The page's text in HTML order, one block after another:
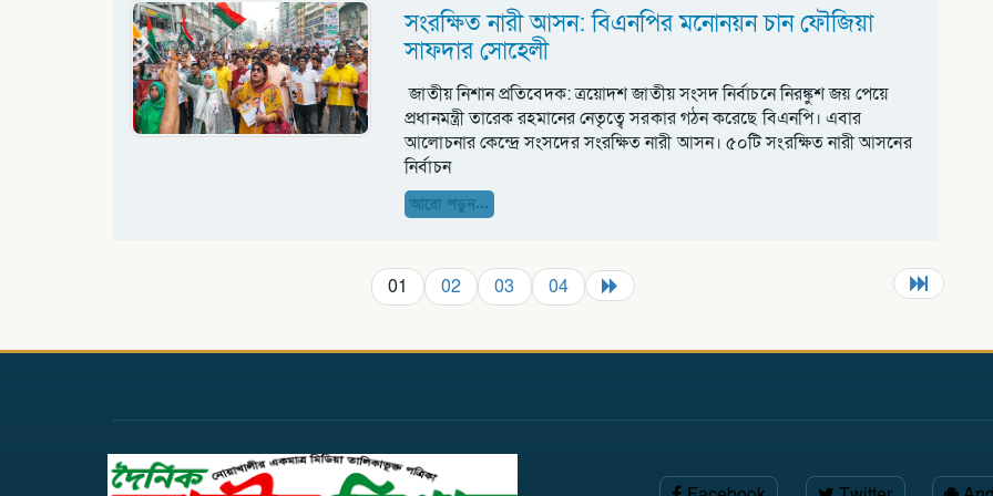
সংরক্ষিত নারী আসন: বিএনপির মনোনয়ন চান ফৌজিয়া
সাফদার সোহেলী
জাতীয় নিশান প্রতিবেদক: ত্রয়োদশ জাতীয় সংসদ নির্বাচনে নিরঙ্কুশ জয় পেয়ে
প্রধানমন্ত্রী তারেক রহমানের নেতৃত্বে সরকার গঠন করেছে বিএনপি। এবার
আলোচনার কেন্দ্রে সংসদের সংরক্ষিত নারী আসন। ৫০টি সংরক্ষিত নারী আসনের
নির্বাচন
আরো পড়ুন...
01 02 03 04